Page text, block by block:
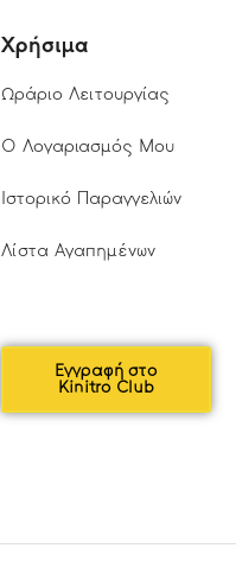
Χρήσιμα
Ωράριο Λειτουργίας
Ο Λογαριασμός Μου
Ιστορικό Παραγγελιών
Λίστα Αγαπημένων
Εγγραφή στο
Kinitro Club